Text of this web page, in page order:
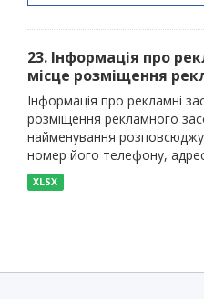
23. Інформація про
місце розміщення
Інформація про рекламні
розміщення рекламного
найменування
номер його телефону,
XLSX